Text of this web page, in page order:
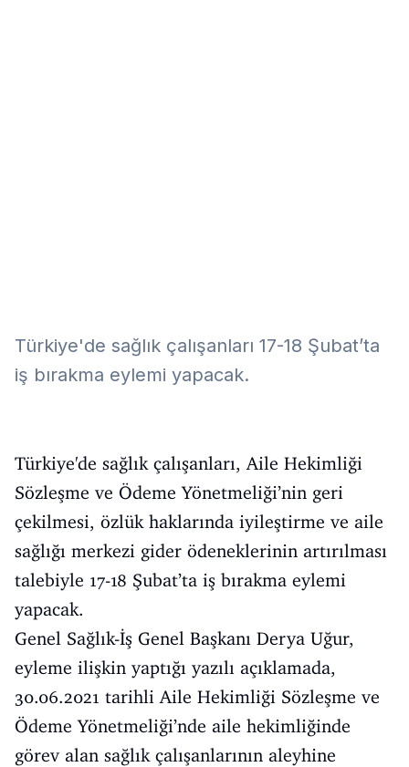
Türkiye'de sağlık çalışanları 17-18 Şubat’ta
iş bırakma eylemi yapacak.
Türkiye'de sağlık çalışanları, Aile Hekimliği
Sözleşme ve Ödeme Yönetmeliği’nin geri
çekilmesi, özlük haklarında iyileştirme ve aile
sağlığı merkezi gider ödeneklerinin artırılması
talebiyle 17-18 Şubat’ta iş bırakma eylemi
yapacak.
Genel Sağlık-İş Genel Başkanı Derya Uğur,
eyleme ilişkin yaptığı yazılı açıklamada,
30.06.2021 tarihli Aile Hekimliği Sözleşme ve
Ödeme Yönetmeliği’nde aile hekimliğinde
görev alan sağlık çalışanlarının aleyhine